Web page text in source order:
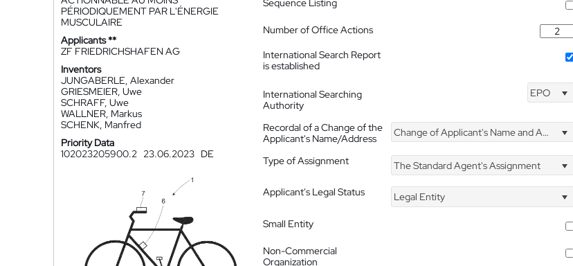
PÉRIODIQUEMENT PAR L'ÉNERGIE
MUSCULAIRE
Applicants **
ZF FRIEDRICHSHAFEN AG
Inventors
JUNGABERLE, Alexander
GRIESMEIER, Uwe
SCHRAFF, Uwe
WALLNER, Markus
SCHENK, Manfred
Priority Data
102023205900.2 23.06.2023 DE
Sequence Listing
Number of Office Actions
International Search Report
is established
International Searching
Authority
EPO
Recordal of a Change of the
Applicant's Name/Address
Change of Applicant's Name and Address
Type of Assignment The Standard Agent's Assignment
Applicant's Legal Status
Legal Entity
Small Entity
Non-Commercial
Organization